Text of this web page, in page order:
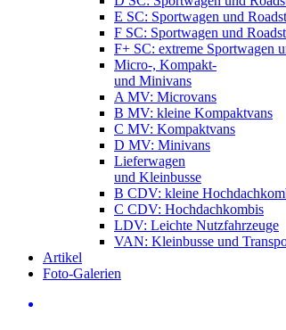
E SC: Sportwagen und
F SC: Sportwagen und
F+ SC: extreme Sportwagen
Micro-, Kompakt-
und Minivans
A MV: Microvans
B MV: kleine Kompaktvans
C MV: Kompaktvans
D MV: Minivans
Lieferwagen
und Kleinbusse
B CDV: kleine
C CDV: Hochdachkombis
LDV: Leichte Nutzfahrzeuge
VAN: Kleinbusse und
Artikel
Foto-Galerien